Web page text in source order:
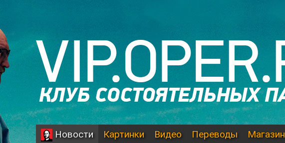
Новости Картинки Видео Переводы Магазин